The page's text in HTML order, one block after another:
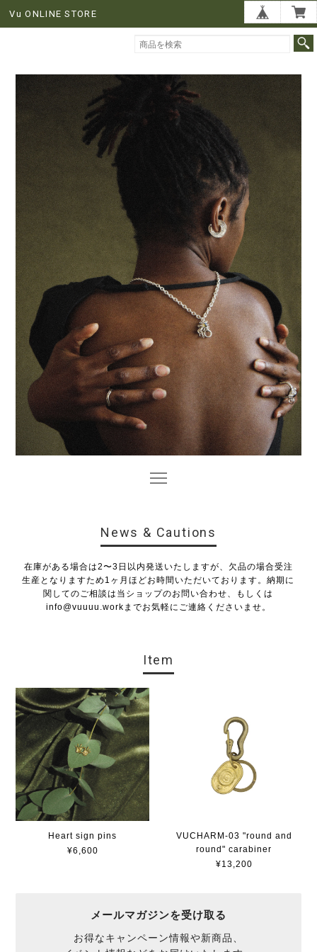
Vu ONLINE STORE
News & Cautions
在庫がある場合は2〜3日以内発送いたしますが、欠品の場合受注
生産となりますため1ヶ月ほどお時間いただいております。納期に
関してのご相談は当ショップのお問い合わせ、もしくは
info@vuuuu.work までお気軽にご連絡くださいませ。
Item
Heart sign pins
¥6,600
VUCHARM-03 "round and
round" carabiner
¥13,200
メールマガジンを受け取る
お得なキャンペーン情報や新商品、